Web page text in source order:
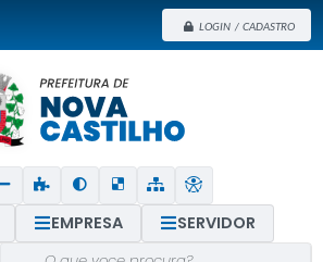
LOGIN / CADASTRO
EMPRESA SERVIDOR